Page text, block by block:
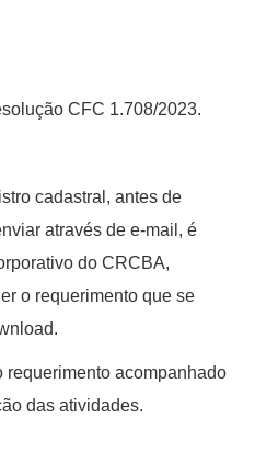
CFC 1.708/2023.
cadastral, antes de
através de e-mail, é
do CRCBA,
o requerimento que se
requerimento acompanhado
das atividades.